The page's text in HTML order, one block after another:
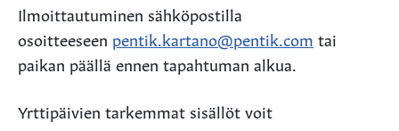
Ilmoittautuminen sähköpostilla
osoitteeseen pentik.kartano@pentik.com tai
paikan päällä ennen tapahtuman alkua.
Yrttipäivien tarkemmat sisällöt voit